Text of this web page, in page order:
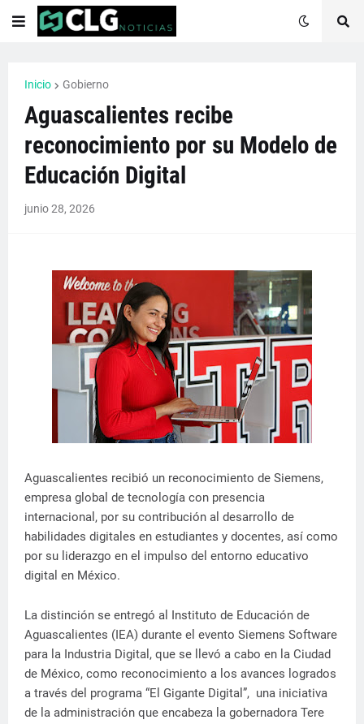
Inicio Gobierno
Aguascalientes recibe
reconocimiento por su Modelo de
Educación Digital
junio 28, 2026
Aguascalientes recibió un reconocimiento de Siemens,
empresa global de tecnología con presencia
internacional, por su contribución al desarrollo de
habilidades digitales en estudiantes y docentes, así como
por su liderazgo en el impulso del entorno educativo
digital en México.
La distinción se entregó al Instituto de Educación de
Aguascalientes (IEA) durante el evento Siemens Software
para la Industria Digital, que se llevó a cabo en la Ciudad
de México, como reconocimiento a los avances logrados
a través del programa “El Gigante Digital”, una iniciativa
de la administración que encabeza la gobernadora Tere